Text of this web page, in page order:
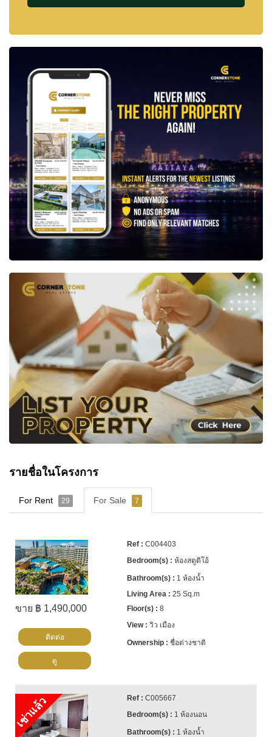
รายชื่อในโครงการ
For Rent 29 For Sale 7
ขาย ฿ 1,490,000
C004403
ห้องสตูดิโอ้
1 ห้องน้ำ
25 Sq.m
8
วิว เมือง
ชื่อต่างชาติ
ติดต่อ
ดู
เช่าแล้ว
C005667
1 ห้องนอน
1 ห้องน้ำ